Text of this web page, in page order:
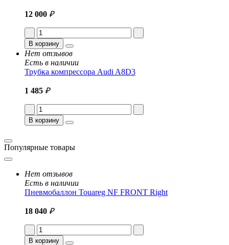
12 000 ₽
В корзину
Нет отзывов
Есть в наличии
Трубка компрессора Audi A8D3
1 485 ₽
В корзину
Популярные товары
Нет отзывов
Есть в наличии
Пневмобаллон Touareg NF FRONT Right
18 040 ₽
В корзину